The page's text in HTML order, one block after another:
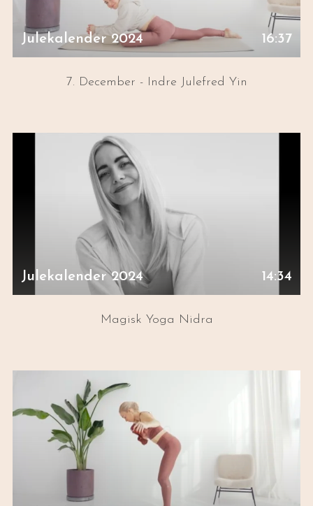
Julekalender 2024 16:37
7. December - Indre Julefred Yin
Julekalender 2024 14:34
Magisk Yoga Nidra